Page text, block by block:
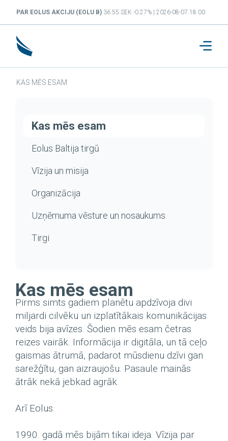
PAR EOLUS AKCIJU (EOLU B) 36.55 SEK -0.27% | 2026-08-07 18:00
KAS MĒS ESAM
Kas mēs esam
Pirms simts gadiem planētu apdzīvoja divi
miljardi cilvēku un izplatītākais komunikācijas
veids bija avīzes. Šodien mēs esam četras
reizes vairāk. Informācija ir digitāla, un tā ceļo
gaismas ātrumā, padarot mūsdienu dzīvi gan
sarežģītu, gan aizraujošu. Pasaule mainās
ātrāk nekā jebkad agrāk.
Arī Eolus.
1990. gadā mēs bijām tikai ideja. Vīzija par
Kas mēs esam
Eolus Baltija tirgū
Vīzija un misija
Organizācija
Uzņēmuma vēsture un nosaukums
Tirgi